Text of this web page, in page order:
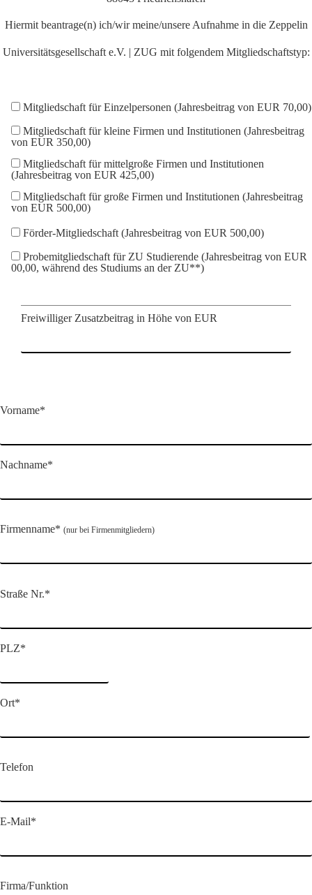
Hiermit beantrage(n) ich/wir meine/unsere Aufnahme in die Zeppelin
Universitätsgesellschaft e.V. | ZUG mit folgendem Mitgliedschaftstyp:
Mitgliedschaft für Einzelpersonen (Jahresbeitrag von EUR 70,00)
Mitgliedschaft für kleine Firmen und Institutionen (Jahresbeitrag
von EUR 350,00)
Mitgliedschaft für mittelgroße Firmen und Institutionen
(Jahresbeitrag von EUR 425,00)
Mitgliedschaft für große Firmen und Institutionen (Jahresbeitrag
von EUR 500,00)
Förder-Mitgliedschaft (Jahresbeitrag von EUR 500,00)
Probemitgliedschaft für ZU Studierende (Jahresbeitrag von EUR
00,00, während des Studiums an der ZU**)
Freiwilliger Zusatzbeitrag in Höhe von EUR
Vorname*
Nachname*
Firmenname* (nur bei Firmenmitgliedern)
Straße Nr.*
PLZ*
Ort*
Telefon
E-Mail*
Firma/Funktion